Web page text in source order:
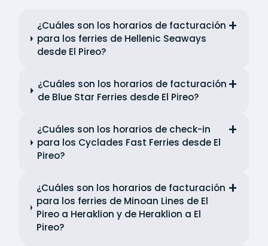
¿Cuáles son los horarios de facturación
para los ferries de Hellenic Seaways
desde El Pireo?
¿Cuáles son los horarios de facturación
de Blue Star Ferries desde El Pireo?
¿Cuáles son los horarios de check-in
para los Cyclades Fast Ferries desde El
Pireo?
¿Cuáles son los horarios de facturación
para los ferries de Minoan Lines de El
Pireo a Heraklion y de Heraklion a El
Pireo?